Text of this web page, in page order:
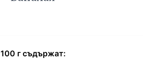
100 г съдържат: